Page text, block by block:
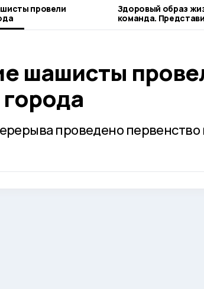
провели
Здоровый образ
команда.
наукограда
шашисты
проведено первенство